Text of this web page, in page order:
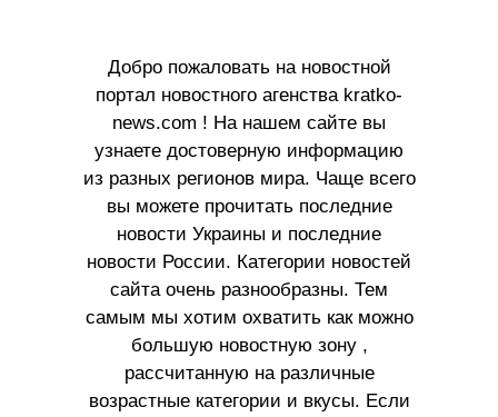
Добро пожаловать на новостной
портал новостного агенства kratko-
news.com ! На нашем сайте вы
узнаете достоверную информацию
из разных регионов мира. Чаще всего
вы можете прочитать последние
новости Украины и последние
новости России. Категории новостей
сайта очень разнообразны. Тем
самым мы хотим охватить как можно
большую новостную зону ,
рассчитанную на различные
возрастные категории и вкусы. Если